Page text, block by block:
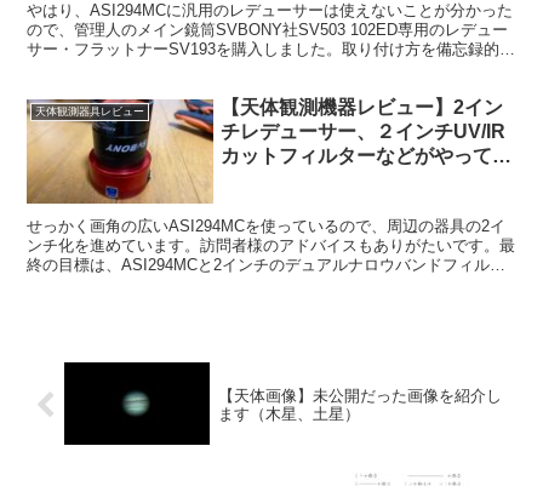
やはり、ASI294MCに汎用のレデューサーは使えないことが分かった
ので、管理人のメイン鏡筒SVBONY社SV503 102ED専用のレデュー
サー・フラットナーSV193を購入しました。取り付け方を備忘録的に
天体観測器具レビュー
【天体観測機器レビュー】2イン
チレデューサー、２インチUV/IR
カットフィルターなどがやってき
せっかく画角の広いASI294MCを使っているので、周辺の器具の2イ
ンチ化を進めています。訪問者様のアドバイスもありがたいです。最
終の目標は、ASI294MCと2インチのデュアルナロウバンドフィルタ
【天体画像】未公開だった画像を紹介し
ます（木星、土星）